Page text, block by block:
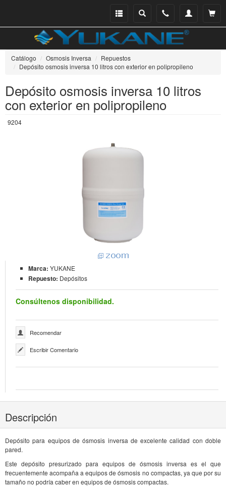
Ver
Mi
Teléfono
Buscar
Menu
Catálogo Osmosis Inversa
Repuestos
Depósito osmosis inversa 10 litros con exterior en polipropileno
Depósito osmosis inversa 10 litros
con exterior en polipropileno
9204
Marca: YUKANE
Repuesto: Depósitos
Consúltenos disponibilidad.
Recomendar
Escribir Comentario
Descripción
Depósito para equipos de ósmosis inversa de excelente calidad con doble
pared.
Este depósito presurizado para equipos de ósmosis inversa es el que
frecuentemente acompaña a equipos de ósmosis no compactas, ya que por su
tamaño no podría caber en equipos de ósmosis compactas.